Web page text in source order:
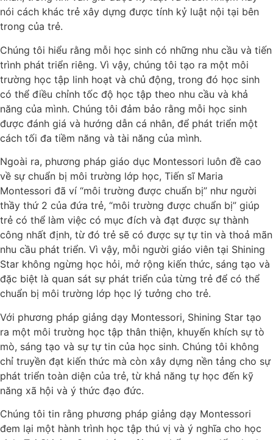
nói cách khác trẻ xây dựng được tính kỷ luật nội tại bên
trong của trẻ.
Chúng tôi hiểu rằng mỗi học sinh có những nhu cầu và tiến
trình phát triển riêng. Vì vậy, chúng tôi tạo ra một môi
trường học tập linh hoạt và chủ động, trong đó học sinh
có thể điều chỉnh tốc độ học tập theo nhu cầu và khả
năng của mình. Chúng tôi đảm bảo rằng mỗi học sinh
được đánh giá và hướng dẫn cá nhân, để phát triển một
cách tối đa tiềm năng và tài năng của mình.
Ngoài ra, phương pháp giáo dục Montessori luôn đề cao
về sự chuẩn bị môi trường lớp học, Tiến sĩ Maria
Montessori đã ví “môi trường được chuẩn bị” như người
thầy thứ 2 của đứa trẻ, “môi trường được chuẩn bị” giúp
trẻ có thể làm việc có mục đích và đạt được sự thành
công nhất định, từ đó trẻ sẽ có được sự tự tin và thoả mãn
nhu cầu phát triển. Vì vậy, mỗi người giáo viên tại Shining
Star không ngừng học hỏi, mở rộng kiến thức, sáng tạo và
đặc biệt là quan sát sự phát triển của từng trẻ để có thể
chuẩn bị môi trường lớp học lý tưởng cho trẻ.
Với phương pháp giảng dạy Montessori, Shining Star tạo
ra một môi trường học tập thân thiện, khuyến khích sự tò
mò, sáng tạo và sự tự tin của học sinh. Chúng tôi không
chỉ truyền đạt kiến thức mà còn xây dựng nền tảng cho sự
phát triển toàn diện của trẻ, từ khả năng tự học đến kỹ
năng xã hội và ý thức đạo đức.
Chúng tôi tin rằng phương pháp giảng dạy Montessori
đem lại một hành trình học tập thú vị và ý nghĩa cho học